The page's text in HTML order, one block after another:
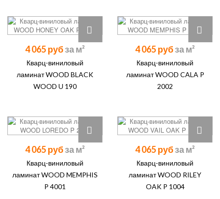
4 065 руб
Кварц-виниловый
ламинат WOOD BLACK
WOOD U 190
4 065 руб
Кварц-виниловый
ламинат WOOD CALA P
2002
4 065 руб
Кварц-виниловый
ламинат WOOD MEMPHIS
P 4001
4 065 руб
Кварц-виниловый
ламинат WOOD RILEY
OAK P 1004